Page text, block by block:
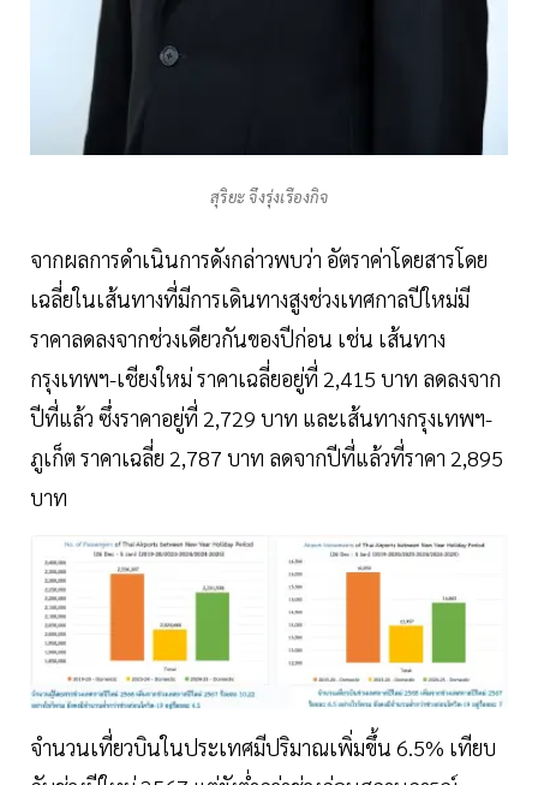
สุริยะ จึงรุ่งเรืองกิจ
จากผลการดำเนินการดังกล่าวพบว่า อัตราค่าโดยสารโดย
เฉลี่ยในเส้นทางที่มีการเดินทางสูงช่วงเทศกาลปีใหม่มี
ราคาลดลงจากช่วงเดียวกันของปีก่อน เช่น เส้นทาง
กรุงเทพฯ-เชียงใหม่ ราคาเฉลี่ยอยู่ที่ 2,415 บาท ลดลงจาก
ปีที่แล้ว ซึ่งราคาอยู่ที่ 2,729 บาท และเส้นทางกรุงเทพฯ-
ภูเก็ต ราคาเฉลี่ย 2,787 บาท ลดจากปีที่แล้วที่ราคา 2,895
บาท
จำนวนเที่ยวบินในประเทศมีปริมาณเพิ่มขึ้น 6.5% เทียบ